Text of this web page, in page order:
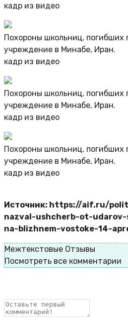
кадр из видео
Похороны школьниц, погибших
учреждение в Минабе, Иран.
кадр из видео
Похороны школьниц, погибших
учреждение в Минабе, Иран.
кадр из видео
Похороны школьниц, погибших
учреждение в Минабе, Иран.
кадр из видео
Источник: https://aif.ru/
nazval-ushcherb-ot-
na-blizhnem-vostoke-14-
Межтекстовые Отзывы
Посмотреть все комментарии